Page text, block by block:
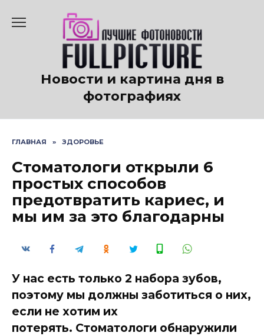
содержанию
Новости и картина дня в
фотографиях
ГЛАВНАЯ » ЗДОРОВЬЕ
Стоматологи открыли 6
простых способов
предотвратить кариес, и
мы им за это благодарны
У нас есть только 2 набора зубов,
поэтому мы должны заботиться о них,
если не хотим их
потерять. Стоматологи обнаружили